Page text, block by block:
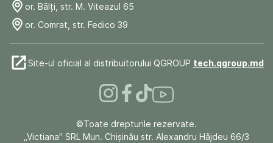
or. Bălți, str. M. Viteazul 65
or. Comrat, str. Fedico 39
Site-ul oficial al distribuitorului QGROUP tech.qgroup.md
©Toate drepturile rezervate.
„Victiana" SRL Mun. Chişinău str. Alexandru Hâjdeu 66/3